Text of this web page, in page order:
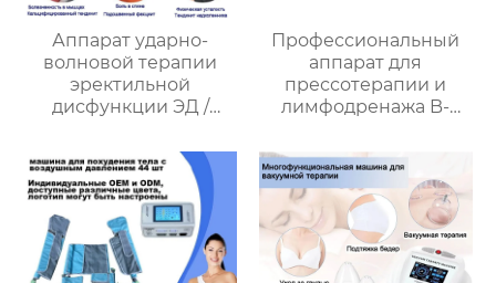
Аппарат ударно-
волновой терапии
эректильной
дисфункции ЭД /
боль/11 массажных
зондов
Профессиональный
аппарат для
прессотерапии и
лимфодренажа B-